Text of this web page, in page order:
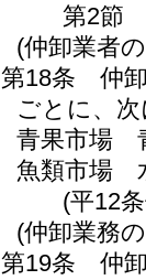
第2節
(仲卸業者
第18条
仲
ごとに、
青果市場
魚類市場
(平12
(仲卸業務
第19条
仲